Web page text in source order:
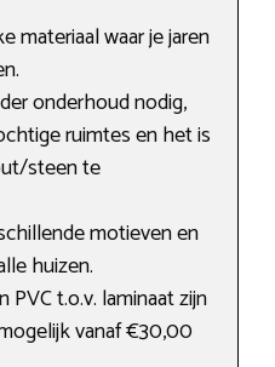
materiaal waar je jaren
onderhoud nodig,
ruimtes en het is
steen te
motieven en
huizen.
t.o.v. laminaat zijn
vanaf €30,00